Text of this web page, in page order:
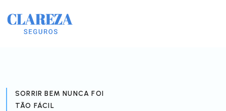
SORRIR BEM NUNCA FOI
TÃO FÁCIL